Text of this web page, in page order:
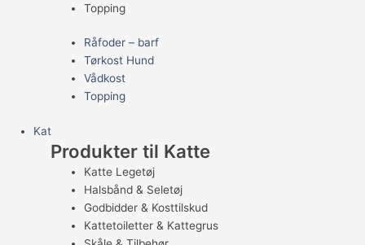
Topping
Råfoder – barf
Tørkost Hund
Vådkost
Topping
Kat
Produkter til Katte
Katte Legetøj
Halsbånd & Seletøj
Godbidder & Kosttilskud
Kattetoiletter & Kattegrus